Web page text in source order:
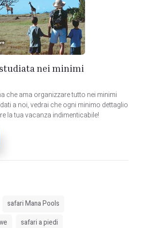
nei minimi
che ama organizzare tutto nei minimi
a noi, vedrai che ogni minimo dettaglio
la tua vacanza indimenticabile!
safari Mana Pools
safari a piedi